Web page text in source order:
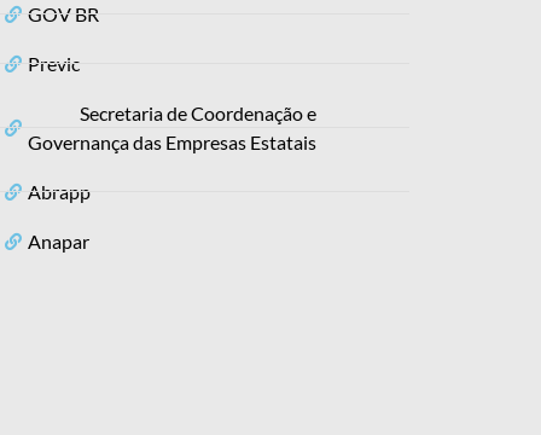
GOV BR
Previc
Secretaria de Coordenação e
Governança das Empresas Estatais
Abrapp
Anapar